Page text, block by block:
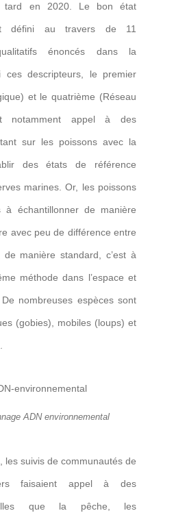
tard en 2020. Le bon état
défini au travers de 11
énoncés dans la
ces descripteurs, le premier
et le quatrième (Réseau
notamment appel à des
sur les poissons avec la
des états de référence
marines. Or, les poissons
à échantillonner de manière
avec peu de différence entre
manière standard, c’est à
méthode dans l’espace et
nombreuses espèces sont
(gobies), mobiles (loups) et
ADN environnemental
les suivis de communautés de
faisaient appel à des
que la pêche, les